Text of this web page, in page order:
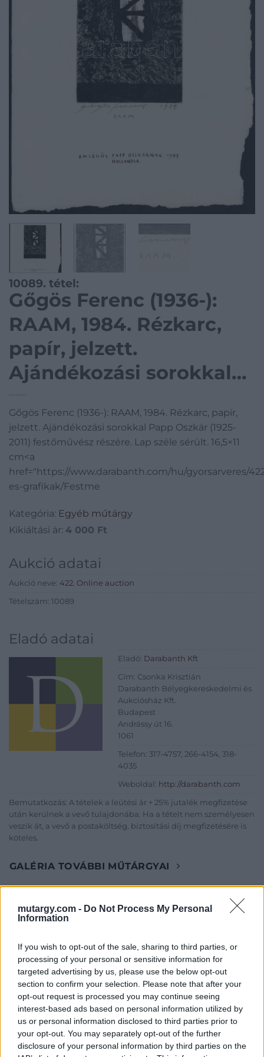
mutargy.com - Do Not Process My Personal
Information
If you wish to opt-out of the sale, sharing to third parties, or
processing of your personal or sensitive information for
targeted advertising by us, please use the below opt-out
section to confirm your selection. Please note that after your
opt-out request is processed you may continue seeing
interest-based ads based on personal information utilized by
us or personal information disclosed to third parties prior to
your opt-out. You may separately opt-out of the further
disclosure of your personal information by third parties on the
10089. tétel:
Gőgös Ferenc (1936-):
RAAM, 1984. Rézkarc,
papír, jelzett.
Ajándékozási sorokkal
festőművész részére.
Lap széle sérült. 16,5×11
cm
Gőgös Ferenc (1936-): RAAM, 1984. Rézkarc, papír,
jelzett. Ajándékozási sorokkal Papp Oszkár (1925-
2011) festőművész részére. Lap széle sérült. 16,5×11
cm<a
href="https://www.darabanth.com/hu/gyorsarveres/
es-grafikak/Festme
Kategória: Egyéb műtárgy
Kikiáltási ár: 4 000 Ft
Aukció adatai
Aukció neve: 422. Online auction
Tételszám: 10089
Eladó adatai
Eladó: Darabanth Kft
Cím: Csonka Krisztián
Darabanth Bélyegkereskedelmi és
Aukciósház Kft.
Budapest
Andrássy út 16.
1061
Telefon: 317-4757, 266-4154, 318-
4035
Weboldal: http://darabanth.com
Bemutatkozás: A tételek a leütési ár + 25% jutalék megfizetése
után kerülnek a vevő tulajdonába. Ha a tételt nem személyesen
veszik át, a vevő a postaköltség, biztosítási díj megfizetésére is
köteles.
GALÉRIA TOVÁBBI MŰTÁRGYAI
KAPCSOLÓDÓ MŰTÁRGYAK